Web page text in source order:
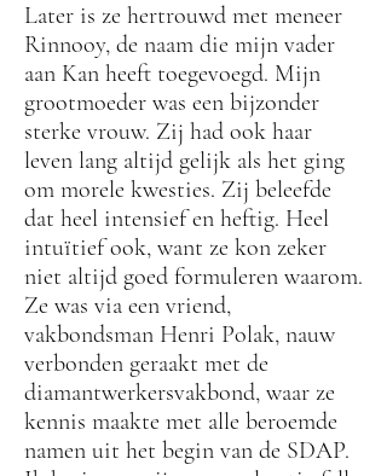
Later is ze hertrouwd met meneer
Rinnooy, de naam die mijn vader
aan Kan heeft toegevoegd. Mijn
grootmoeder was een bijzonder
sterke vrouw. Zij had ook haar
leven lang altijd gelijk als het ging
om morele kwesties. Zij beleefde
dat heel intensief en heftig. Heel
intuïtief ook, want ze kon zeker
niet altijd goed formuleren waarom.
Ze was via een vriend,
vakbondsman Henri Polak, nauw
verbonden geraakt met de
diamantwerkersvakbond, waar ze
kennis maakte met alle beroemde
namen uit het begin van de SDAP.